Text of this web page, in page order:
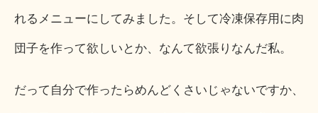
れるメニューにしてみました。そして冷凍保存用に肉
団子を作って欲しいとか、なんて欲張りなんだ私。
だって自分で作ったらめんどくさいじゃないですか、